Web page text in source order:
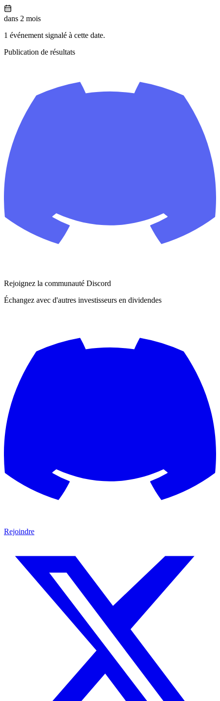
dans 2 mois
1 événement signalé à cette date.
Publication de résultats
Rejoignez la communauté Discord
Échangez avec d'autres investisseurs en dividendes
Rejoindre